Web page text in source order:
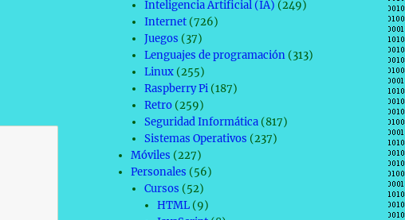
Inteligencia Artificial (IA) (249)
Internet(726)
Juegos (37)
Lenguajes de programación(313)
Linux(255)
Raspberry Pi(187)
Retro(259)
Seguridad Informática(817)
Sistemas Operativos (237)
Móviles (227)
Personales (56)
Cursos (52)
HTML(9)